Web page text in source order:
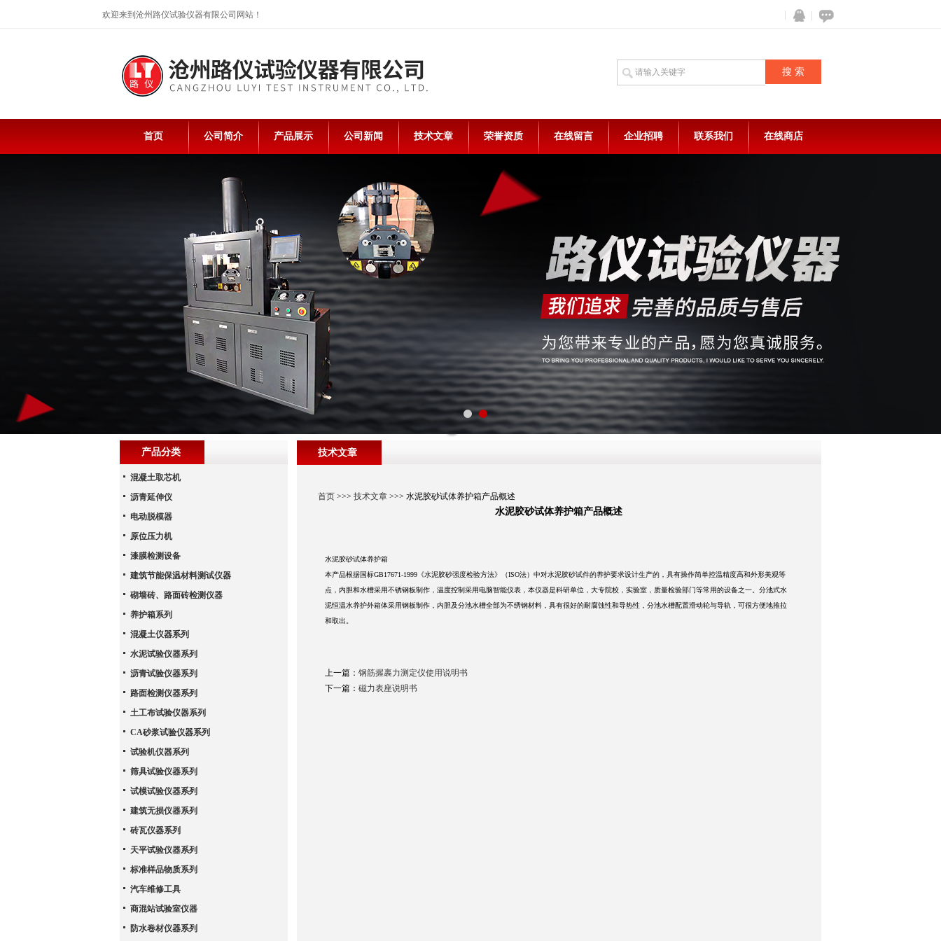
欢迎来到沧州路仪试验仪器有限公司网站！
在线咨
QQ
首页 公司简介 产品展示 公司新闻 技术文章 荣誉资质 在线留言 企业招聘 联系我们 在线商店
技术文章
首页>>> 技术文章>>> 水泥胶砂试体养护箱产品概述
水泥胶砂试体养护箱产品概述
水泥胶砂试体养护箱
本产品根据国标GB17671-1999《水泥胶砂强度检验方法》（ISO法）中对水泥胶砂试件的养护要求设计生产的，具有操作简单控温精度高和外形美观等
点，内胆和水槽采用不锈钢板制作，温度控制采用电脑智能仪表，本仪器是科研单位，大专院校，实验室，质量检验部门等常用的设备之一。 分池式水
泥恒温水养护外箱体采用钢板制作，内胆及分池水槽全部为不绣钢材料，具有很好的耐腐蚀性和导热性，分池水槽配置滑动轮与导轨，可很方便地推拉
和取出。
上一篇： 钢筋握裹力测定仪使用说明书
下一篇： 磁力表座说明书
产品分类
混凝土取芯机
沥青延伸仪
电动脱模器
原位压力机
漆膜检测设备
建筑节能保温材料测试仪器
砌墙砖、路面砖检测仪器
养护箱系列
混凝土仪器系列
水泥试验仪器系列
沥青试验仪器系列
路面检测仪器系列
土工布试验仪器系列
CA砂浆试验仪器系列
试验机仪器系列
筛具试验仪器系列
试模试验仪器系列
建筑无损仪器系列
砖瓦仪器系列
天平试验仪器系列
标准样品物质系列
汽车维修工具
商混站试验室仪器
防水卷材仪器系列